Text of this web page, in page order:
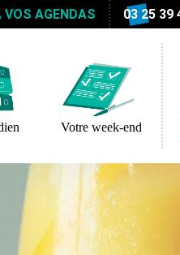
VOS AGENDAS 03 25 39
Votre week-end